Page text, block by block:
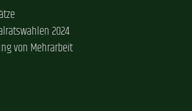
2024
von Mehrarbeit